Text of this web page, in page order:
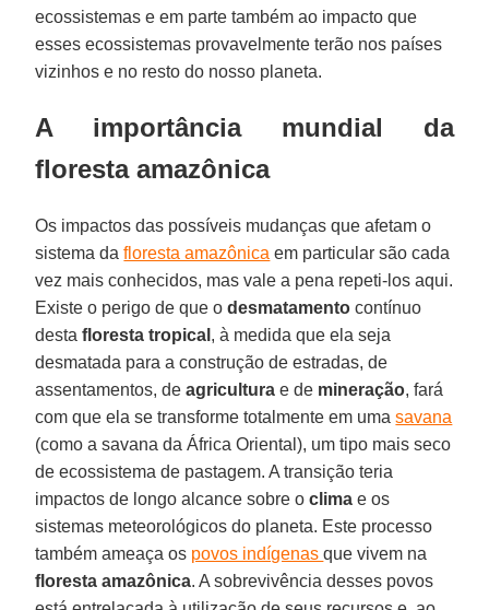
ecossistemas e em parte também ao impacto que
esses ecossistemas provavelmente terão nos países
vizinhos e no resto do nosso planeta.
A importância mundial da
floresta amazônica
Os impactos das possíveis mudanças que afetam o
sistema dafloresta amazônica em particular são cada
vez mais conhecidos, mas vale a pena repeti-los aqui.
Existe o perigo de que odesmatamento contínuo
destafloresta tropical , à medida que ela seja
desmatada para a construção de estradas, de
assentamentos, deagricultura e de mineração, fará
com que ela se transforme totalmente em umasavana
(como a savana da África Oriental), um tipo mais seco
de ecossistema de pastagem. A transição teria
impactos de longo alcance sobre oclima e os
sistemas meteorológicos do planeta. Este processo
também ameaça os povos indígenasque vivem na
floresta amazônica. A sobrevivência desses povos